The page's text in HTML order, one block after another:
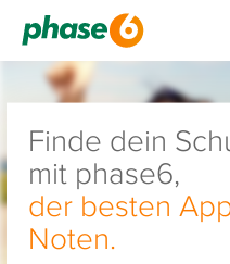
Finde dein
mit phase6,
der besten
Noten.